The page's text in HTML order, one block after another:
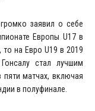
заявил о себе
Европы U17 в
на Евро U19 в 2019
стал лучшим
матчах, включая
в полуфинале.